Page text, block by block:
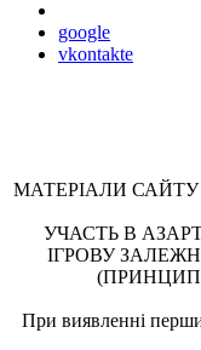
google
vkontakte
МАТЕРІАЛИ САЙТУ
УЧАСТЬ В
ІГРОВУ
При виявленні